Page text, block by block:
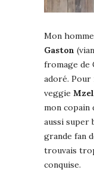
Mon
Gaston
fromage de
adoré. Pour
veggie
mon copain
aussi super
grande fan
trouvais
conquise.